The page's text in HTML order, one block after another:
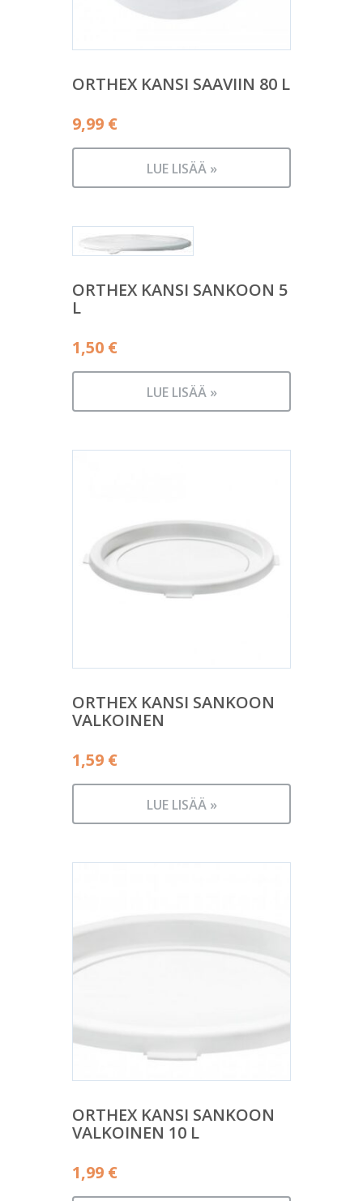
ORTHEX KANSI SAAVIIN 80 L
9,99 €
LUE LISÄÄ »
ORTHEX KANSI SANKOON 5
L
1,50 €
LUE LISÄÄ »
ORTHEX KANSI SANKOON
VALKOINEN
1,59 €
LUE LISÄÄ »
ORTHEX KANSI SANKOON
VALKOINEN 10 L
1,99 €